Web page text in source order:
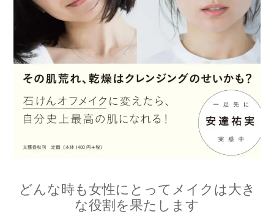
どんな時も女性にとってメイクは大き
な役割を果たします